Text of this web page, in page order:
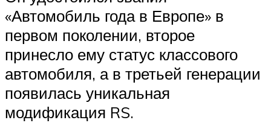
«Автомобиль года в Европе» в
первом поколении, второе
принесло ему статус классового
автомобиля, а в третьей генерации
появилась уникальная
модификация RS.